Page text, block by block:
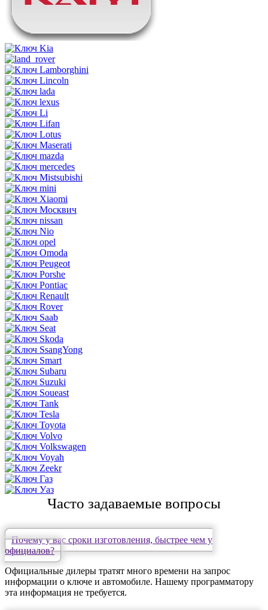
Часто задаваемые вопросы
Почему у вас сроки изготовления, быстрее чем у
официалов?
Официальные дилеры тратят много времени на запрос
информации о ключе и автомобиле. Нашему программатору
эта информация не требуется.